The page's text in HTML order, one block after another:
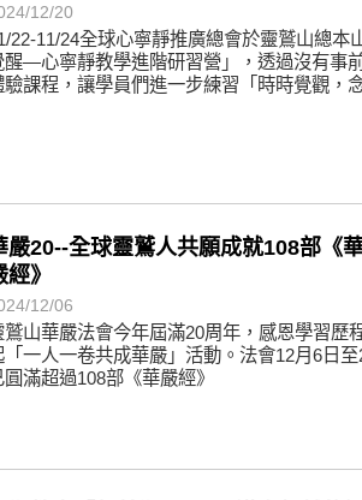
12/20
22-11/24全球心寧靜推廣總會於靈鷲山總
醒—心寧靜教學進階研習營」，透過沒有事
驗課程，讓學員們進一步練習「時時覺觀，
嚴20--全球靈鷲人共願成就108部《
經》
12/06
鷲山華嚴法會今年屆滿20周年，感恩學習歷
「一人一卷共成華嚴」活動。法會12月6日
圓滿超過108部《華嚴經》